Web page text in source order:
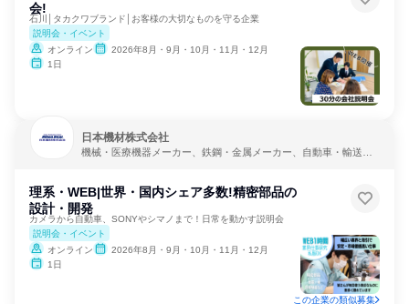
会!
石川│タカクワブランド│お客様の大切なものを守る企業
説明会・イベント
オンライン
2026年8月・9月・10月・11月・12月
1日
日本機材株式会社
機械・医療機器メーカー、鉄鋼・金属メーカー、自動車・輸送機
理系・WEB|世界・国内シェア多数!精密部品の
設計・開発
カメラから自動車、SONYやシマノまで！日常を動かす説明会
説明会・イベント
オンライン
2026年8月・9月・10月・11月・12月
1日
この企業の類似募集